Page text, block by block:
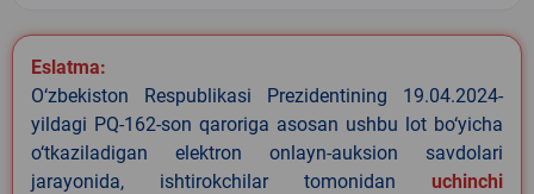
Eslatma:
O‘zbekiston Respublikasi Prezidentining 19.04.2024-
yildagi PQ-162-son qaroriga asosan ushbu lot bo‘yicha
o‘tkaziladigan elektron onlayn-auksion savdolari
jarayonida, ishtirokchilar tomonidan uchinchi